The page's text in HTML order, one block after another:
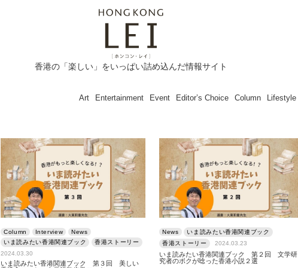
香港の「楽しい」をいっぱい詰め込んだ情報サイト
Art Entertainment Event Editor’s Choice Column Lifestyle
Column Interview
News
いま読みたい香港関連ブック
香港ストーリー
2024.03.30
いま読みたい香港関連ブック 第３回 美しい
News
いま読みたい香港関連ブック
香港ストーリー
2024.03.23
いま読みたい香港関連ブック 第２回 文学研
究者のボクが唸った香港小説２選